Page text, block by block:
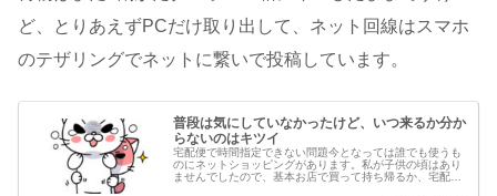
ど、とりあえずPCだけ取り出して、ネット回線はスマホ
のテザリングでネットに繋いで投稿しています。
普段は気にしていなかったけど、いつ来るか分か
らないのはキツイ
宅配便で時間指定できない問題今となっては誰でも使うも
のにネットショッピングがあります。私が子供の頃はあり
ませんでしたので、基本お店で買って持ち帰るか、宅配便